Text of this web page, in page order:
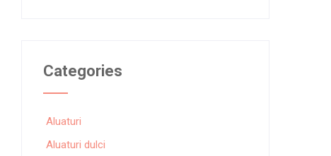
Categories
Aluaturi
Aluaturi dulci